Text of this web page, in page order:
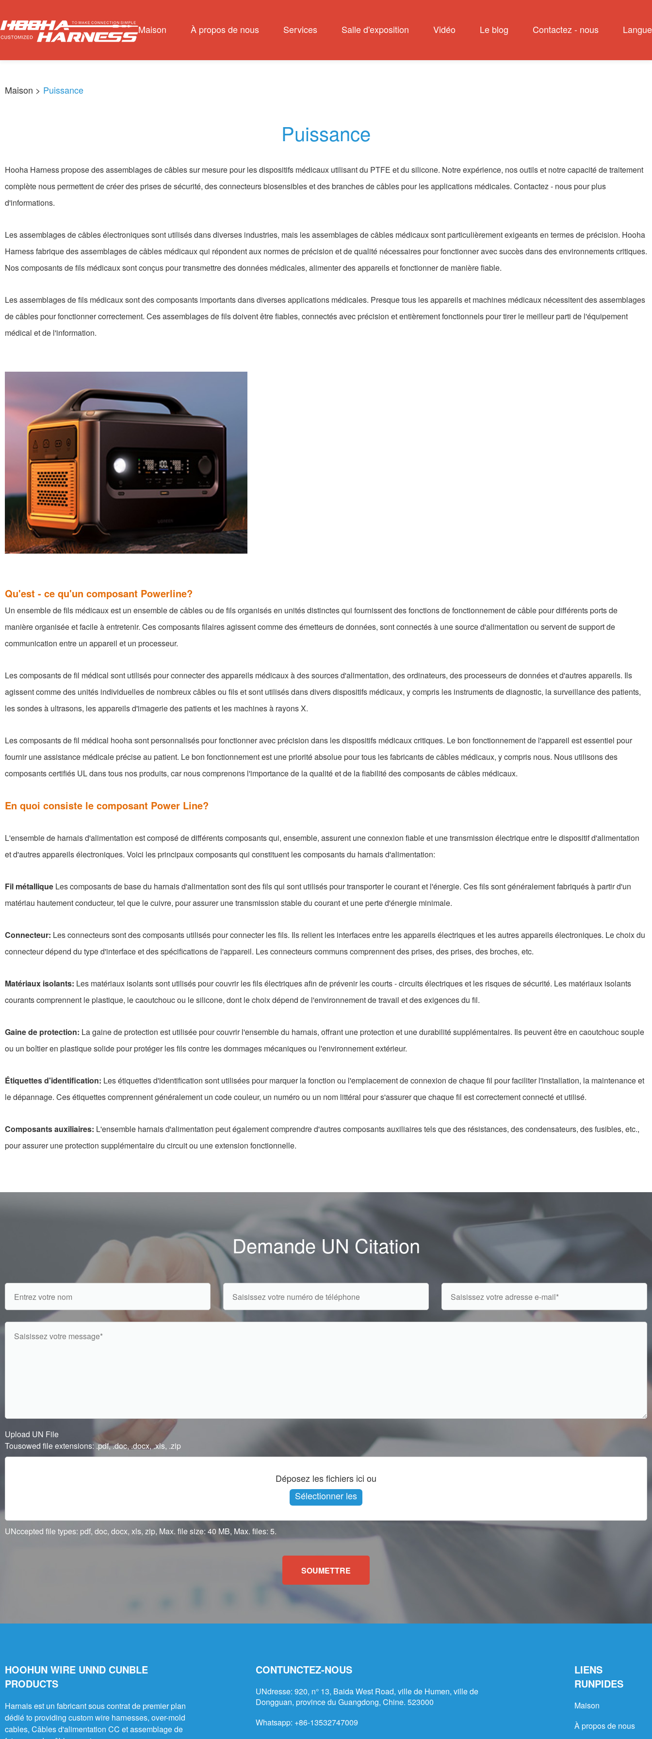
Maison À propos de nous Services Salle d'exposition Vidéo Le blog Contactez - nous Langue
Maison > Puissance
Puissance
Hooha Harness propose des assemblages de câbles sur mesure pour les dispositifs médicaux utilisant du PTFE et du silicone. Notre expérience, nos outils et notre capacité de traitement
complète nous permettent de créer des prises de sécurité, des connecteurs biosensibles et des branches de câbles pour les applications médicales. Contactez - nous pour plus
d'informations.
Les assemblages de câbles électroniques sont utilisés dans diverses industries, mais les assemblages de câbles médicaux sont particulièrement exigeants en termes de précision. Hooha
Harness fabrique des assemblages de câbles médicaux qui répondent aux normes de précision et de qualité nécessaires pour fonctionner avec succès dans des environnements critiques.
Nos composants de fils médicaux sont conçus pour transmettre des données médicales, alimenter des appareils et fonctionner de manière fiable.
Les assemblages de fils médicaux sont des composants importants dans diverses applications médicales. Presque tous les appareils et machines médicaux nécessitent des assemblages
de câbles pour fonctionner correctement. Ces assemblages de fils doivent être fiables, connectés avec précision et entièrement fonctionnels pour tirer le meilleur parti de l'équipement
médical et de l'information.
Qu'est - ce qu'un composant Powerline?
Un ensemble de fils médicaux est un ensemble de câbles ou de fils organisés en unités distinctes qui fournissent des fonctions de fonctionnement de câble pour différents ports de
manière organisée et facile à entretenir. Ces composants filaires agissent comme des émetteurs de données, sont connectés à une source d'alimentation ou servent de support de
communication entre un appareil et un processeur.
Les composants de fil médical sont utilisés pour connecter des appareils médicaux à des sources d'alimentation, des ordinateurs, des processeurs de données et d'autres appareils. Ils
agissent comme des unités individuelles de nombreux câbles ou fils et sont utilisés dans divers dispositifs médicaux, y compris les instruments de diagnostic, la surveillance des patients,
les sondes à ultrasons, les appareils d'imagerie des patients et les machines à rayons X.
Les composants de fil médical hooha sont personnalisés pour fonctionner avec précision dans les dispositifs médicaux critiques. Le bon fonctionnement de l'appareil est essentiel pour
fournir une assistance médicale précise au patient. Le bon fonctionnement est une priorité absolue pour tous les fabricants de câbles médicaux, y compris nous. Nous utilisons des
composants certifiés UL dans tous nos produits, car nous comprenons l'importance de la qualité et de la fiabilité des composants de câbles médicaux.
En quoi consiste le composant Power Line?
L'ensemble de harnais d'alimentation est composé de différents composants qui, ensemble, assurent une connexion fiable et une transmission électrique entre le dispositif d'alimentation
et d'autres appareils électroniques. Voici les principaux composants qui constituent les composants du harnais d'alimentation:
Fil métallique Les composants de base du harnais d'alimentation sont des fils qui sont utilisés pour transporter le courant et l'énergie. Ces fils sont généralement fabriqués à partir d'un
matériau hautement conducteur, tel que le cuivre, pour assurer une transmission stable du courant et une perte d'énergie minimale.
Connecteur: Les connecteurs sont des composants utilisés pour connecter les fils. Ils relient les interfaces entre les appareils électriques et les autres appareils électroniques. Le choix du
connecteur dépend du type d'interface et des spécifications de l'appareil. Les connecteurs communs comprennent des prises, des prises, des broches, etc.
Matériaux isolants: Les matériaux isolants sont utilisés pour couvrir les fils électriques afin de prévenir les courts - circuits électriques et les risques de sécurité. Les matériaux isolants
courants comprennent le plastique, le caoutchouc ou le silicone, dont le choix dépend de l'environnement de travail et des exigences du fil.
Gaine de protection: La gaine de protection est utilisée pour couvrir l'ensemble du harnais, offrant une protection et une durabilité supplémentaires. Ils peuvent être en caoutchouc souple
ou un boîtier en plastique solide pour protéger les fils contre les dommages mécaniques ou l'environnement extérieur.
Étiquettes d'identification: Les étiquettes d'identification sont utilisées pour marquer la fonction ou l'emplacement de connexion de chaque fil pour faciliter l'installation, la maintenance et
le dépannage. Ces étiquettes comprennent généralement un code couleur, un numéro ou un nom littéral pour s'assurer que chaque fil est correctement connecté et utilisé.
Composants auxiliaires: L'ensemble harnais d'alimentation peut également comprendre d'autres composants auxiliaires tels que des résistances, des condensateurs, des fusibles, etc.,
pour assurer une protection supplémentaire du circuit ou une extension fonctionnelle.
Demande UN Citation
Upload UN File
Tousowed file extensions: .pdf, .doc, .docx, .xls, .zip
Déposez les fichiers ici ou
Sélectionner les
fichiers
UNccepted file types: pdf, doc, docx, xls, zip, Max. file size: 40 MB, Max. files: 5.
SOUMETTRE
HOOHUN WIRE UNND CUNBLE
PRODUCTS
Harnais est un fabricant sous contrat de premier plan
dédié to providing custom wire harnesses, over-mold
cables, Câbles d'alimentation CC et assemblage de
CONTUNCTEZ-NOUS
UNdresse: 920, n° 13, Baida West Road, ville de Humen, ville de
Dongguan, province du Guangdong, Chine. 523000
Whatsapp: +86-13532747009
LIENS
RUNPIDES
Maison
À propos de nous